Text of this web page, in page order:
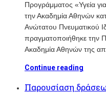
Προγράμματος «Υγεία
την Ακαδημία Αθηνών
Ανώτατου Πνευματικού
πραγματοποιήθηκε την
Ακαδημία Αθηνών της
Continue reading
Παρουσίαση